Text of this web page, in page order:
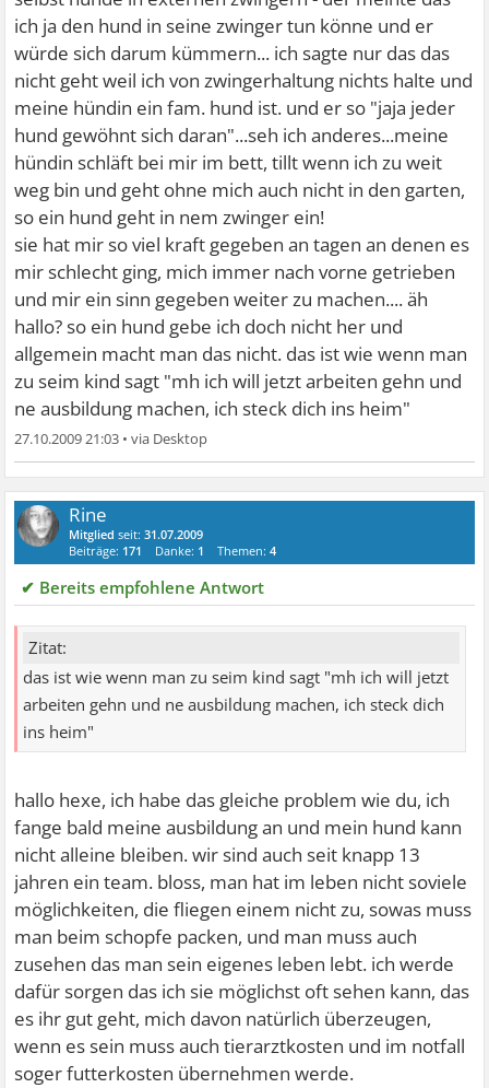
ich ja den hund in seine zwinger tun könne und er
würde sich darum kümmern... ich sagte nur das das
nicht geht weil ich von zwingerhaltung nichts halte und
meine hündin ein fam. hund ist. und er so "jaja jeder
hund gewöhnt sich daran"...seh ich anderes...meine
hündin schläft bei mir im bett, tillt wenn ich zu weit
weg bin und geht ohne mich auch nicht in den garten,
so ein hund geht in nem zwinger ein!
sie hat mir so viel kraft gegeben an tagen an denen es
mir schlecht ging, mich immer nach vorne getrieben
und mir ein sinn gegeben weiter zu machen.... äh
hallo? so ein hund gebe ich doch nicht her und
allgemein macht man das nicht. das ist wie wenn man
zu seim kind sagt "mh ich will jetzt arbeiten gehn und
ne ausbildung machen, ich steck dich ins heim"
27.10.2009 21:03 •
Rine
Mitglied seit:31.07.2009
Beiträge: 171 Danke: 1 Themen:4
✔ Bereits empfohlene Antwort
Zitat:
das ist wie wenn man zu seim kind sagt "mh ich will jetzt
arbeiten gehn und ne ausbildung machen, ich steck dich
ins heim"
hallo hexe, ich habe das gleiche problem wie du, ich
fange bald meine ausbildung an und mein hund kann
nicht alleine bleiben. wir sind auch seit knapp 13
jahren ein team. bloss, man hat im leben nicht soviele
möglichkeiten, die fliegen einem nicht zu, sowas muss
man beim schopfe packen, und man muss auch
zusehen das man sein eigenes leben lebt. ich werde
dafür sorgen das ich sie möglichst oft sehen kann, das
es ihr gut geht, mich davon natürlich überzeugen,
wenn es sein muss auch tierarztkosten und im notfall
soger futterkosten übernehmen werde.